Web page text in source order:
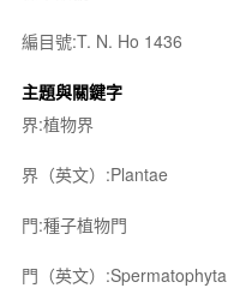
編目號:T. N. Ho 1436
主題與關鍵字
界:植物界
界（英文）:Plantae
門:種子植物門
門（英文）:Spermatophyta